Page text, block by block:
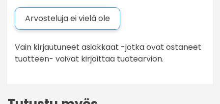
Arvosteluja ei vielä ole
Vain kirjautuneet asiakkaat -jotka ovat ostaneet
tuotteen- voivat kirjoittaa tuotearvion.